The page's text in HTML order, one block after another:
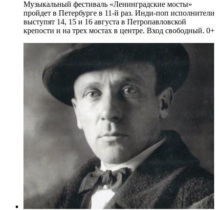
Музыкальный фестиваль «Ленинградские мосты»
пройдет в Петербурге в 11-й раз. Инди-поп исполнители
выступят 14, 15 и 16 августа в Петропавловской
крепости и на трех мостах в центре. Вход свободный. 0+